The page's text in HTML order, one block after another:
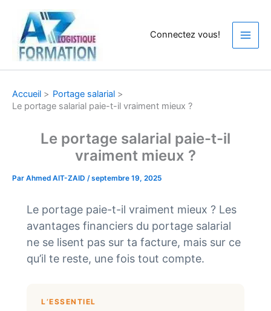
contenu
Connectez vous!
Accueil
Portage salarial
Le portage salarial paie-t-il vraiment mieux ?
Le portage salarial paie-t-il
vraiment mieux ?
Par Ahmed AIT-ZAID /septembre 19, 2025
Le portage paie-t-il vraiment mieux ? Les
avantages financiers du portage salarial
ne se lisent pas sur ta facture, mais sur ce
qu’il te reste, une fois tout compte.
L’ESSENTIEL